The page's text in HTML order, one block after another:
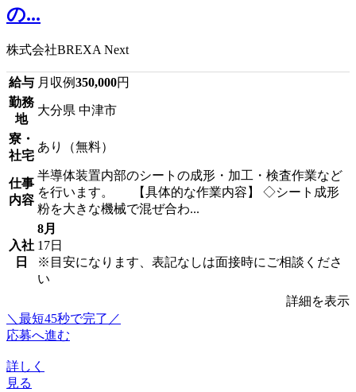
の...
株式会社BREXA Next
給与 月収例350,000円
勤務
地
大分県 中津市
寮・
社宅
あり（無料）
仕事
内容
半導体装置内部のシートの成形・加工・検査作業など
を行います。 【具体的な作業内容】 ◇シート成形
粉を大きな機械で混ぜ合わ...
入社
日
8月
17日
※目安になります、表記なしは面接時にご相談くださ
い
詳細を表示
＼最短45秒で完了／
応募へ進む
詳しく
見る